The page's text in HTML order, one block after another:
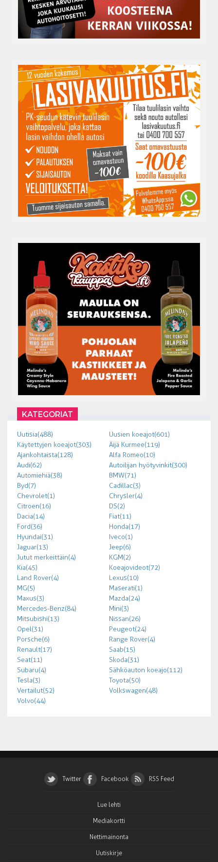
KATEGORIAT
Uutisia (488)
Uusien koeajot (601)
Käytettyjen koeajot (303)
Äijä Kurmee (119)
Ajankohtaista (128)
Alfa Romeo (10)
Audi (62)
Autoilijan hyötyvinkit (300)
Automiehiä (38)
BMW (71)
Byd (7)
Cadillac (3)
Chevrolet (1)
Chrysler (4)
Citroen (16)
DS (2)
Dacia (14)
Fiat (11)
Ford (36)
Honda (17)
Hyundai (31)
Iveco (1)
Jaguar (13)
Jeep (6)
Jutut merkeittäin (4)
KGM (2)
Kia (45)
Koeajovideot (72)
Land Rover (4)
Lexus (10)
MG (5)
Maserati (1)
Maxus (3)
Mazda (24)
Mercedes-Benz (84)
Mini (3)
Mitsubishi (13)
Nissan (26)
Opel (31)
Peugeot (24)
Porsche (6)
Range Rover (4)
Renault (17)
Saab (15)
Seat (11)
Skoda (31)
Subaru (4)
Sähköauton koeajo (112)
Tesla (3)
Toyota (50)
Vertailut (52)
Volkswagen (48)
Volvo (44)
Twitter Facebook RSS Feed
Lue lehti
Mediakortti
Nettimainonta
Uutiskirje